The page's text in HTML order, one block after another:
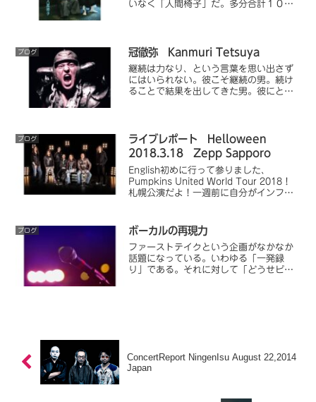
いなく「人間椅子」だ。多分合計１０回
間椅子」を知るき...
ブログ 冠徹弥 Kanmuri Tetsuya
継続は力なり、という言葉を思い出さず
にはいられない。彼こそ継続の男。続け
ることで結果を出してきた男。彼にとっ
「あー楽しかった」と言うんだ。
ブログ
ライブレポート Helloween
2018.3.18 Zepp Sapporo
English初めに行って参りました、
Pumpkins United World Tour 2018！
札幌公演だよ！一週前に自分がインフル
って観てきました！「Hello...
ブログ ボーカルの再現力
ファーストテイクという企画がなかなか
話題になっている。いわゆる「一発録
り」である。それに対して「どうせピッ
ConcertReport NingenIsu August 22,2014
Japan